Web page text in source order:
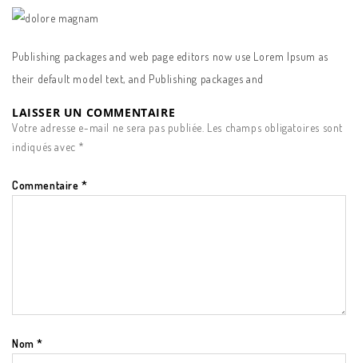
Publishing packages and web page editors now use Lorem Ipsum as
their default model text, and Publishing packages and
LAISSER UN COMMENTAIRE
Votre adresse e-mail ne sera pas publiée. Les champs obligatoires sont
indiqués avec *
Commentaire*
Nom*